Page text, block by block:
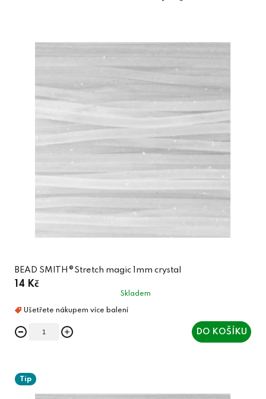
BEAD SMITH®Stretch magic 1mm crystal
14 Kč
Skladem
DO KOŠÍKU
Tip